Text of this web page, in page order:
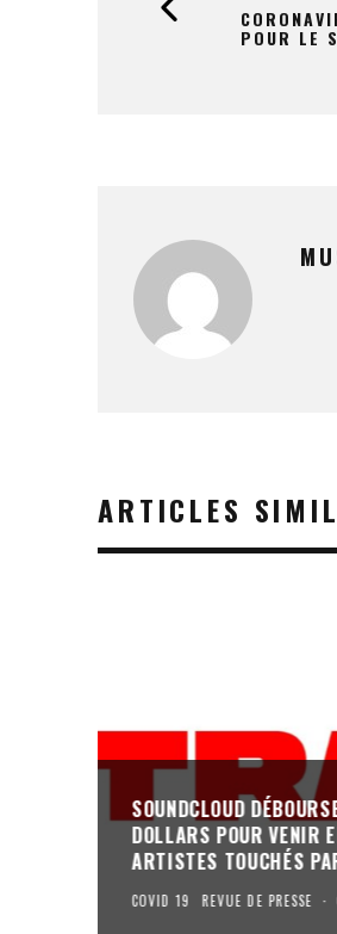
POUR LE
ARTICLES
SOUNDCLOUD
DOLLARS POUR VENIR
ARTISTES TOUCHÉS
COVID 19 REVUE DE PRESSE ·